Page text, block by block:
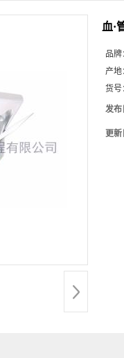
血·
品牌
产地
货号
发布
更新